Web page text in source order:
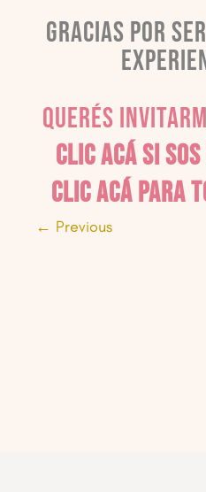
Gracias por
Querés
Clic acá si
Clic acá para
← Previous